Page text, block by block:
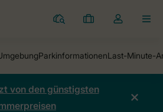
Ferienparks
Meine
Dropdown-
öffnen
von den günstigsten